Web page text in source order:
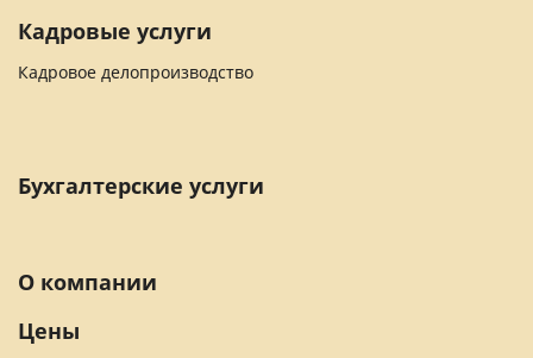
Кадровые услуги
Кадровое делопроизводство
Бухгалтерские услуги
О компании
Цены